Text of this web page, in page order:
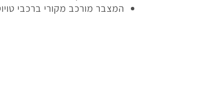
המצבר מורכב מקורי ברכבי